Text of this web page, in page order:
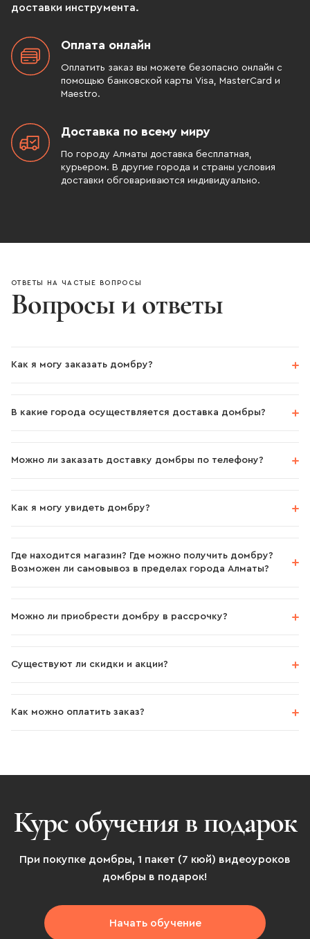
доставки инструмента.
Оплата онлайн
Оплатить заказ вы можете безопасно онлайн с
помощью банковской карты Visa, MasterCard и
Maestro.
Доставка по всему миру
По городу Алматы доставка бесплатная,
курьером. В другие города и страны условия
доставки обговариваются индивидуально.
ОТВЕТЫ НА ЧАСТЫЕ ВОПРОСЫ
Вопросы и ответы
Как я могу заказать домбру?
В какие города осуществляется доставка домбры?
Можно ли заказать доставку домбры по телефону?
Как я могу увидеть домбру?
Где находится магазин? Где можно получить домбру?
Возможен ли самовывоз в пределах города Алматы?
Можно ли приобрести домбру в рассрочку?
Существуют ли скидки и акции?
Как можно оплатить заказ?
Курс обучения в подарок
При покупке домбры, 1 пакет (7 кюй) видеоуроков
домбры в подарок!
Начать обучение